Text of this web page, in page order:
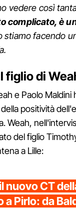
vedere così
complicato, è
stiamo facendo
figlio di
e Paolo
positività
Weah,
del figlio
a Lille:
nuovo CT
a Pirlo: da